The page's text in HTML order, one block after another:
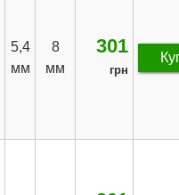
5,4
мм
8
мм
301
грн